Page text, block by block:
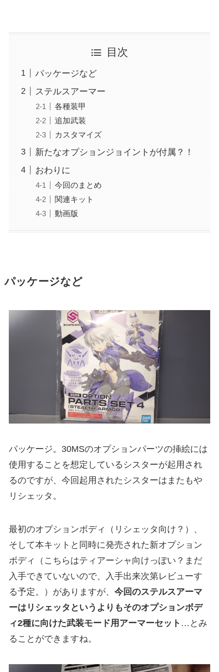
目次
パッケージなど
ステルスアーマー
各種装甲
追加武装
カスタマイズ
新たなオプションジョイントが付属？！
おわりに
今回のまとめ
関連キット
動画版
パッケージなど
パッケージ。30MSのオプションパーツの挿絵には
使用することを想定しているシスターが起用され
るのですが、今回起用されたシスターはまたもや
リシェッタ。
最初のオプションボディ（リシェッタ向け？）、
そして本キットと同時に発売された新オプション
ボディ（こちらはティアーシャ向けっぽい？まだ
入手できていないので、入手出来次第レビューす
る予定。）がありますが、 今回のステルスアーマ
ーはリシェッタというよりもそのオプションボデ
ィ2種に向けた武装モード用アーマーセット …とみ
ることができますね。